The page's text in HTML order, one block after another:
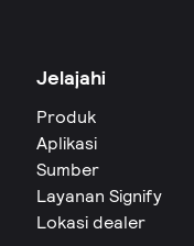
Jelajahi
Produk
Aplikasi
Sumber
Layanan Signify
Lokasi dealer